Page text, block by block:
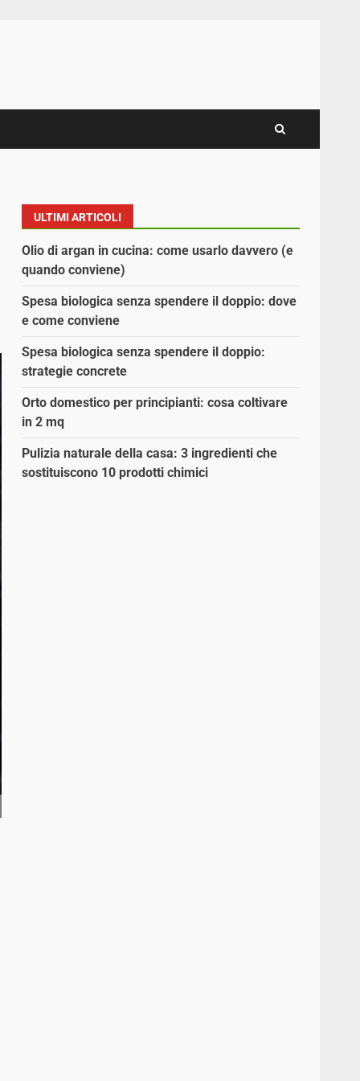
ULTIMI ARTICOLI
Olio di argan in cucina: come usarlo davvero (e
quando conviene)
Spesa biologica senza spendere il doppio: dove
e come conviene
Spesa biologica senza spendere il doppio:
strategie concrete
Orto domestico per principianti: cosa coltivare
in 2 mq
Pulizia naturale della casa: 3 ingredienti che
sostituiscono 10 prodotti chimici